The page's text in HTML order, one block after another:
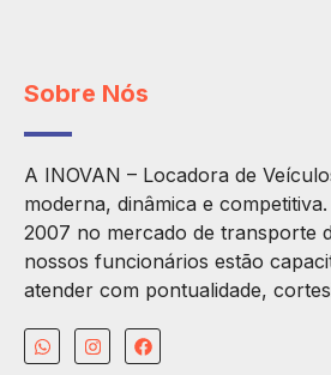
Sobre Nós
A INOVAN – Locadora de
moderna, dinâmica e
2007 no mercado de transporte
nossos funcionários estão
atender com pontualidade,